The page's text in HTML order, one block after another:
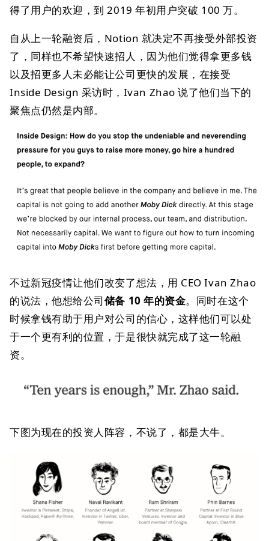
得了用户的欢迎，到 2019 年初用户突破 100 万。
自从上一轮融资后，Notion 就决定不再接受外部投资
了，同样也不希望快速招人，因为他们觉得拿更多钱
以及招更多人未必能让公司更快的发展，在接受
Inside Design 采访时，Ivan Zhao 说了他们当下的
聚焦点仍然是内部。
不过新冠疫情让他们改变了想法，用 CEO Ivan Zhao
的说法，他想给公司储备 10 年的资金。同时在这个
时候拿钱有助于用户对公司的信心，这样他们可以处
于一个更有利的位置，于是很快就完成了这一轮融
资。
下图为现在的投资人阵容，不说了，都是大牛。